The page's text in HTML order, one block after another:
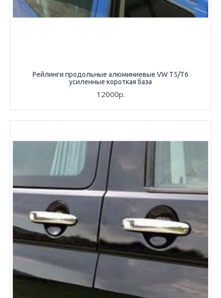
Рейлинги продольные алюминиевые VW T5/T6
усиленные короткая база
12000р.